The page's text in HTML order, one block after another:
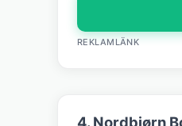
REKLAMLÄNK
4. Nordbjørn